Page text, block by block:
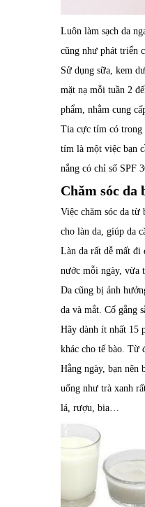
Luôn làm sạch da
cũng như phát triển
Sử dụng sữa, kem
mặt nạ mỗi tuần 2
phẩm, nhằm cung
Tia cực tím có trong
tím là một việc bạn
nắng có chỉ số SPF
Chăm sóc da
Việc chăm sóc da từ
cho làn da, giúp da
Làn da rất dễ mất đi
nước mỗi ngày, vừa
Da cũng bị ảnh
da và mắt. Cố gắng
Hãy dành ít nhất 15
khác cho tế bào. Từ
Hằng ngày, bạn nên
uống như trà xanh
lá, rượu, bia…